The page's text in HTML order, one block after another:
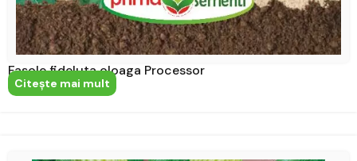
Fasole fideluta oloaga Processor
Citeşte mai mult